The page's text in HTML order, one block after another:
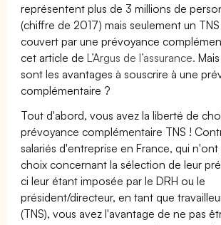
représentent plus de 3 millions de
(chiffre de 2017) mais seulement un
couvert par une prévoyance
cet article deL’Argus de l’assurance.
sont les avantages à souscrire à une
complémentaire ?
Tout d'abord, vous avez la liberté de
prévoyance complémentaire TNS !
salariés d'entreprise en France, qui
choix concernant la sélection de leur
ci leur étant imposée par le DRH ou le
président/directeur, en tant que
(TNS), vous avez l'avantage de ne pas